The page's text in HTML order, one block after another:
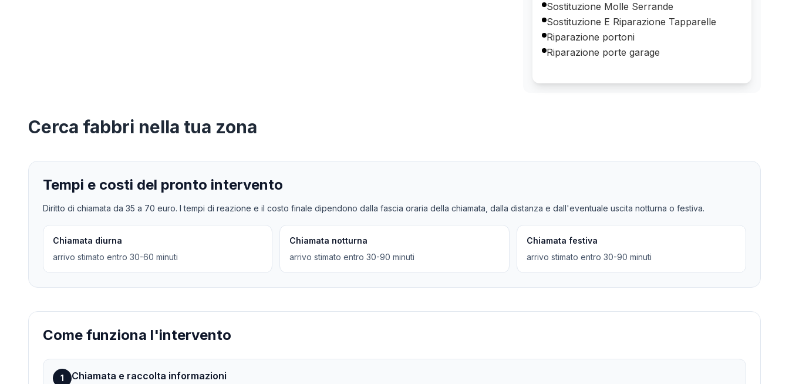
Sostituzione Molle Serrande
Sostituzione E Riparazione Tapparelle
Riparazione portoni
Riparazione porte garage
Cerca fabbri nella tua zona
Tempi e costi del pronto intervento
Diritto di chiamata da 35 a 70 euro. I tempi di reazione e il costo finale dipendono dalla fascia oraria della chiamata, dalla distanza e dall'eventuale uscita notturna o festiva.
Chiamata diurna
arrivo stimato entro 30-60 minuti
Chiamata notturna
arrivo stimato entro 30-90 minuti
Chiamata festiva
arrivo stimato entro 30-90 minuti
Come funziona l'intervento
1 Chiamata e raccolta informazioni